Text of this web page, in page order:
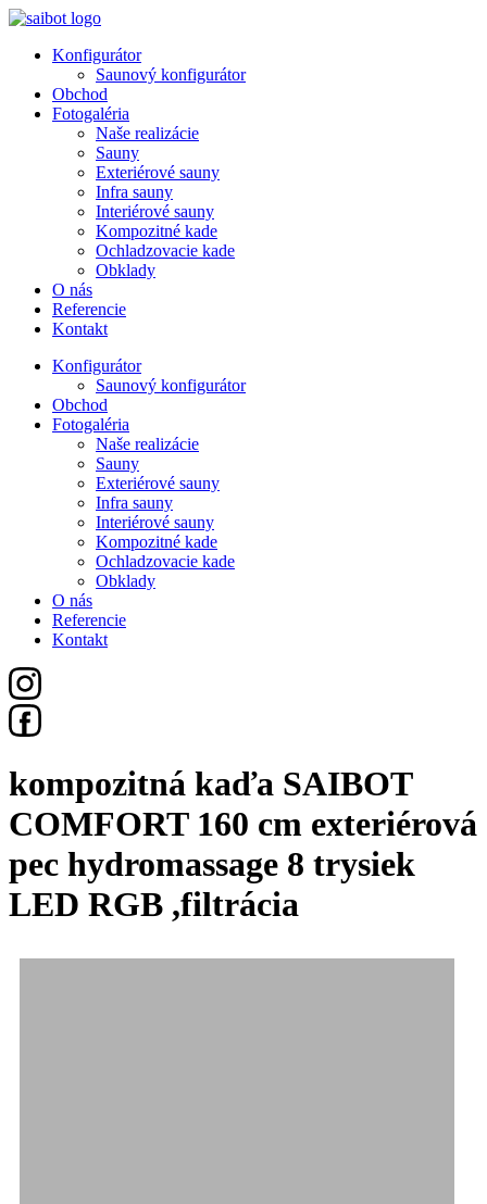
Preskočiť
obsah
Konfigurátor
Saunový konfigurátor
Obchod
Fotogaléria
Naše realizácie
Sauny
Exteriérové sauny
Infra sauny
Interiérové sauny
Kompozitné kade
Ochladzovacie kade
Obklady
O nás
Referencie
Kontakt
Konfigurátor
Saunový konfigurátor
Obchod
Fotogaléria
Naše realizácie
Sauny
Exteriérové sauny
Infra sauny
Interiérové sauny
Kompozitné kade
Ochladzovacie kade
Obklady
O nás
Referencie
Kontakt
kompozitná kaďa SAIBOT
COMFORT 160 cm exteriérová
pec hydromassage 8 trysiek
LED RGB ,filtrácia